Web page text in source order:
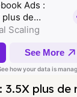
3.5X plus